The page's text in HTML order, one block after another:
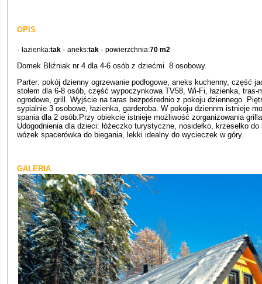
OPIS
łazienka:tak aneks:tak powierzchnia:70 m2
Domek Bliźniak nr 4 dla 4-6 osób z dziećmi 8 osobowy.
Parter: pokój dzienny ogrzewanie podłogowe, aneks kuchenny, część
stołem dla 6-8 osób, część wypoczynkowa TV58, Wi-Fi, łazienka, tras-
ogrodowe, grill. Wyjście na taras bezpośrednio z pokoju dziennego.
sypialnie 3 osobowe, łazienka, garderoba. W pokoju dziennm istnieje
spania dla 2 osób.Przy obiekcie istnieje możliwość zorganizowania
Udogodnienia dla dzieci: łóżeczko turystyczne, nosidełko, krzesełko do
wózek spacerówka do biegania, lekki idealny do wycieczek w góry.
GALERIA